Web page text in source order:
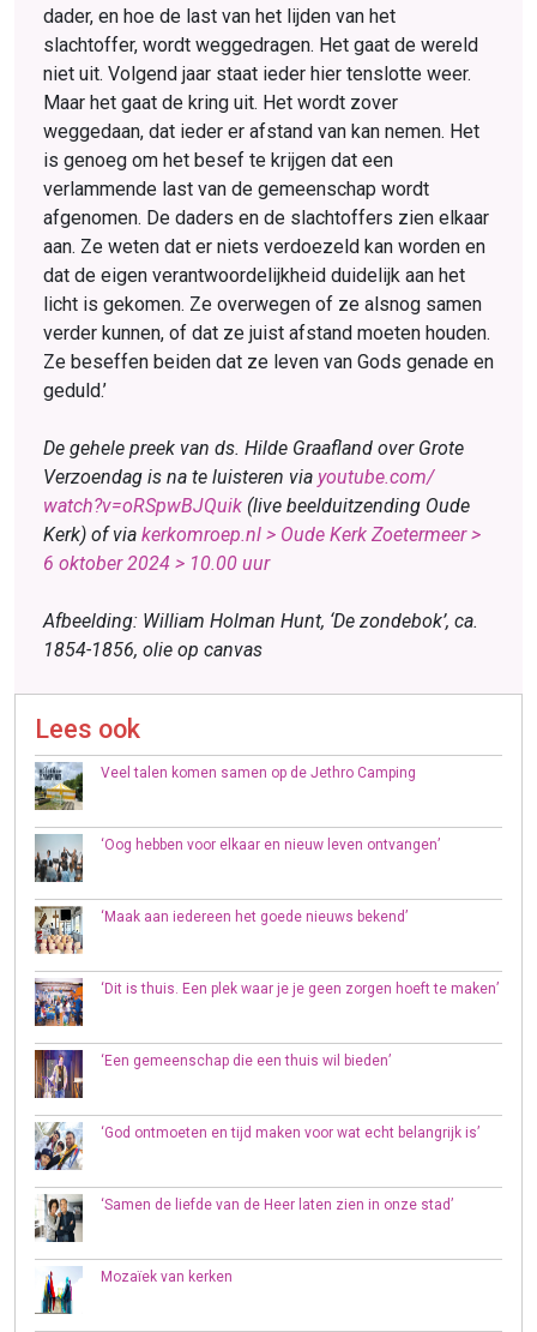
dader, en hoe de last van het lijden van het
slachtoffer, wordt weggedragen. Het gaat de wereld
niet uit. Volgend jaar staat ieder hier tenslotte weer.
Maar het gaat de kring uit. Het wordt zover
weggedaan, dat ieder er afstand van kan nemen. Het
is genoeg om het besef te krijgen dat een
verlammende last van de gemeenschap wordt
afgenomen. De daders en de slacht­offers zien elkaar
aan. Ze weten dat er niets verdoezeld kan worden en
dat de eigen verantwoordelijkheid duidelijk aan het
licht is gekomen. Ze overwegen of ze alsnog samen
verder kunnen, of dat ze juist afstand moeten houden.
Ze beseffen beiden dat ze leven van Gods genade en
geduld.’
De gehele preek van ds. Hilde Graafland over Grote
Verzoendag is na te luisteren via youtube.com/
watch?v=oRSpwBJQuik (live beeld­uitzending Oude
Kerk) of via kerk­omroep.nl > Oude Kerk Zoetermeer >
6 oktober 2024 > 10.00 uur
Afbeelding: William Holman Hunt, ‘De zondebok’, ca.
1854-1856, olie op canvas
Lees ook
Veel talen komen samen op de Jethro Camping
‘Oog hebben voor elkaar en nieuw leven ontvangen’
‘Maak aan iedereen het goede nieuws bekend’
‘Dit is thuis. Een plek waar je je geen zorgen hoeft te maken’
‘Een gemeenschap die een thuis wil bieden’
‘God ontmoeten en tijd maken voor wat echt belangrijk is’
‘Samen de liefde van de Heer laten zien in onze stad’
Mozaïek van kerken